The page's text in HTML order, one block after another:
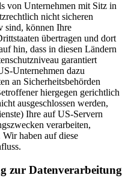
von Unternehmen mit Sitz in
nicht sicheren
sind, können Ihre
übertragen und dort
hin, dass in diesen Ländern
garantiert
Unternehmen dazu
an Sicherheitsbehörden
hiergegen gerichtlich
ausgeschlossen werden,
Ihre auf US-Servern
verarbeiten,
haben auf diese
zur Datenverarbeitung